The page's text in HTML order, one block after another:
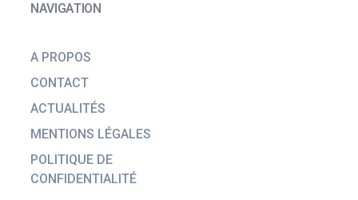
NAVIGATION
A PROPOS
CONTACT
ACTUALITÉS
MENTIONS LÉGALES
POLITIQUE DE
CONFIDENTIALITÉ